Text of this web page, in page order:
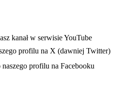
w nowej karcie
kanał w serwisie YouTube
profilu na X (dawniej Twitter)
się w nowej karcie
naszego profilu na Facebooku